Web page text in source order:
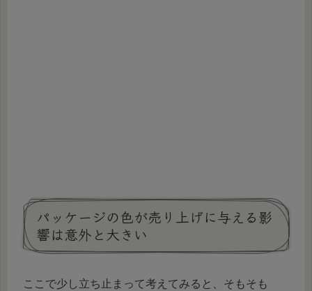
パッケージの色が売り上げに与える影
響は意外と大きい
ここで少し立ち止まって考えてみると、そもそも